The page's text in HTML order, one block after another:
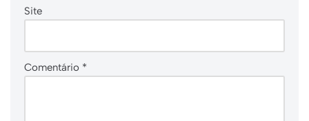
Site
Comentário *